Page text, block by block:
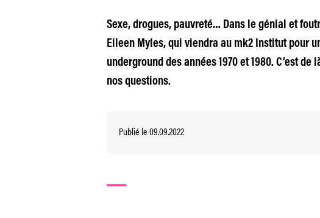
Sexe, drogues, pauvreté… Dans le génial et
Eileen Myles, qui viendra au mk2 Institut pour
underground des années 1970 et 1980. C’est
nos questions.
Publié le 09.09.2022